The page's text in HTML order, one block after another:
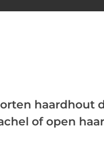
haardhout
of open